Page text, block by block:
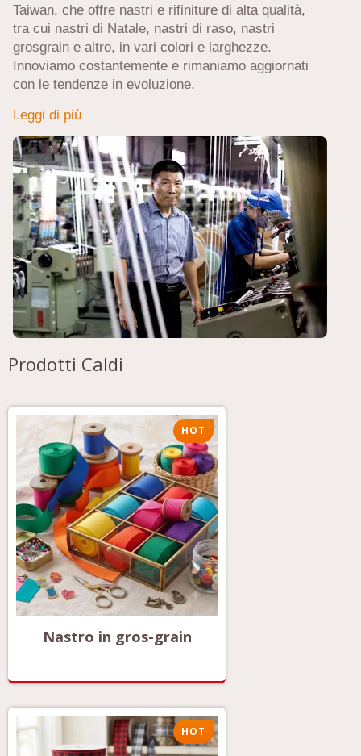
Taiwan, che offre nastri e rifiniture di alta qualità,
tra cui nastri di Natale, nastri di raso, nastri
grosgrain e altro, in vari colori e larghezze.
Innoviamo costantemente e rimaniamo aggiornati
con le tendenze in evoluzione.
Leggi di più
Prodotti Caldi
HOT
Nastro in gros-grain
HOT